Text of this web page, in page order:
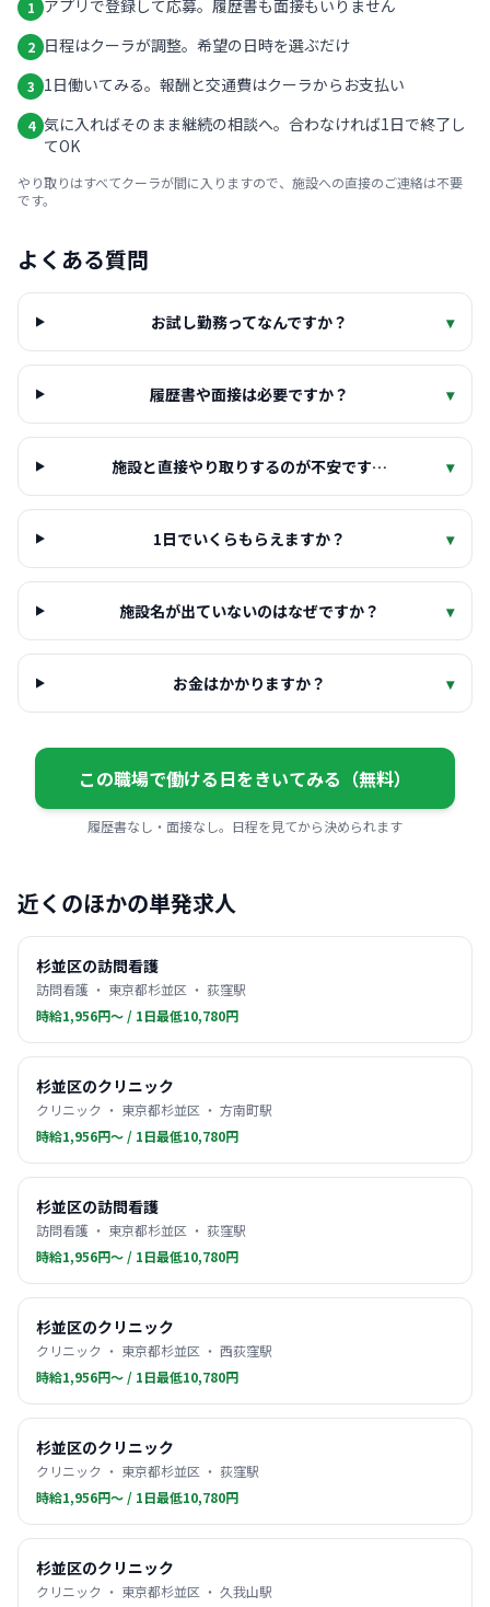
1 アプリで登録して応募。履歴書も面接もいりません
2 日程はクーラが調整。希望の日時を選ぶだけ
3 1日働いてみる。報酬と交通費はクーラからお支払い
4 気に入ればそのまま継続の相談へ。合わなければ1日で終了し
てOK
やり取りはすべてクーラが間に入りますので、施設への直接のご連絡は不要
です。
よくある質問
お試し勤務ってなんですか？ ▾
履歴書や面接は必要ですか？ ▾
施設と直接やり取りするのが不安です… ▾
1日でいくらもらえますか？ ▾
施設名が出ていないのはなぜですか？ ▾
お金はかかりますか？ ▾
この職場で働ける日をきいてみる（無料）
履歴書なし・面接なし。日程を見てから決められます
近くのほかの単発求人
杉並区の訪問看護
訪問看護 ・ 東京都杉並区 ・ 荻窪駅
時給1,956円〜 / 1日最低10,780円
杉並区のクリニック
クリニック ・ 東京都杉並区 ・ 方南町駅
時給1,956円〜 / 1日最低10,780円
杉並区の訪問看護
訪問看護 ・ 東京都杉並区 ・ 荻窪駅
時給1,956円〜 / 1日最低10,780円
杉並区のクリニック
クリニック ・ 東京都杉並区 ・ 西荻窪駅
時給1,956円〜 / 1日最低10,780円
杉並区のクリニック
クリニック ・ 東京都杉並区 ・ 荻窪駅
時給1,956円〜 / 1日最低10,780円
杉並区のクリニック
クリニック ・ 東京都杉並区 ・ 久我山駅